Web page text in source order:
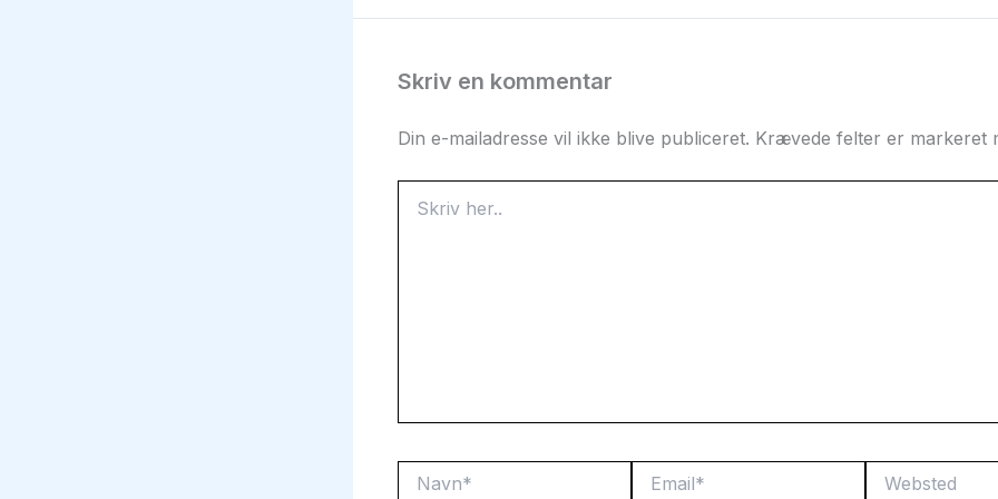
Skriv en kommentar
Din e-mailadresse vil ikke blive publiceret. Krævede felter er markeret
her..